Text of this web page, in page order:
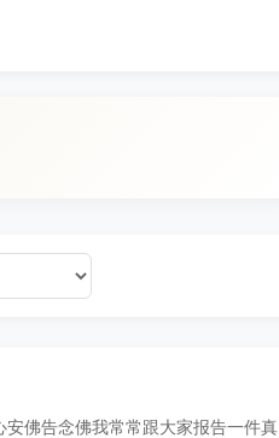
佛告念佛我常常跟大家报告一件真